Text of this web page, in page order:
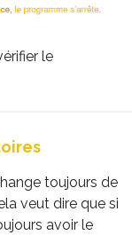
le
toujours de
veut dire que si
avoir le